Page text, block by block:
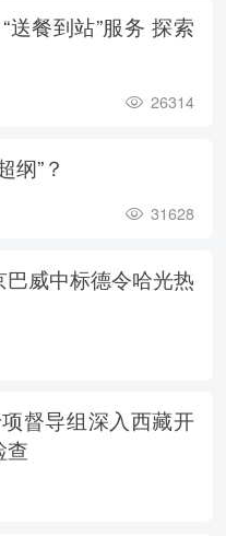
餐到站”服务 探索
26314
纲”？
31628
威中标德令哈光热
督导组深入西藏开
查